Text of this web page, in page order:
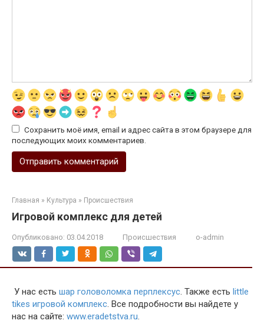
Сохранить моё имя, email и адрес сайта в этом браузере для
последующих моих комментариев.
Главная » Культура » Происшествия
Игровой комплекс для детей
Опубликовано: 03.04.2018 Происшествия o-admin
У нас есть шар головоломка перплексус. Также есть little
tikes игровой комплекс. Все подробности вы найдете у
нас на сайте: www.eradetstva.ru.